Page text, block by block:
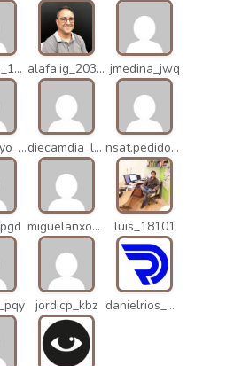
sotocirus_11872 alafa.ig_20338 jmedina_jwq
antoni.royo_10023 diecamdia_l27 nsat.pedidos_1235
miguelanxogomez_21982 luis_18101
jordicp_kbz danielrios_mqb